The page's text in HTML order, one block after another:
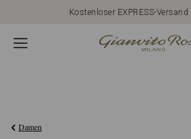
Kostenloser EXPRESS-
Damen